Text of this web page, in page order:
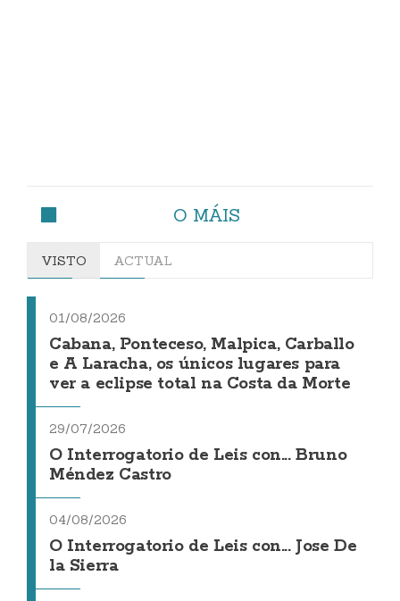
O MÁIS
VISTO ACTUAL
01/08/2026
Cabana, Ponteceso, Malpica, Carballo
e A Laracha, os únicos lugares para
ver a eclipse total na Costa da Morte
29/07/2026
O Interrogatorio de Leis con... Bruno
Méndez Castro
04/08/2026
O Interrogatorio de Leis con... Jose De
la Sierra